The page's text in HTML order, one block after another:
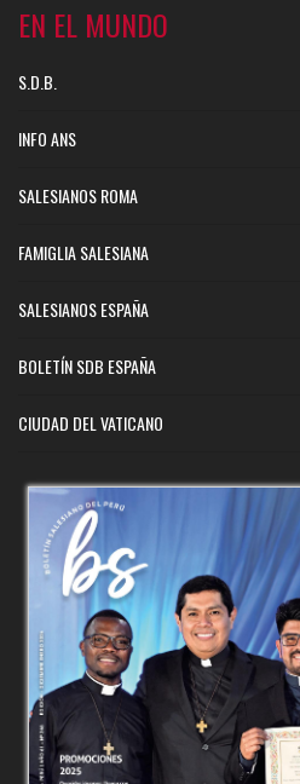
EN EL MUNDO
S.D.B.
INFO ANS
SALESIANOS ROMA
FAMIGLIA SALESIANA
SALESIANOS ESPAÑA
BOLETÍN SDB ESPAÑA
CIUDAD DEL VATICANO